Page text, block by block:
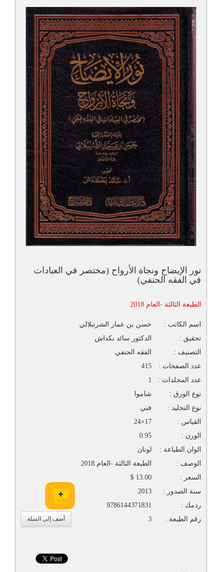
أضف إلى السلة
نور الإيضاح ونجاة الأرواح (مختصر في العبادات
في الفقه الحنفي)
الطبعة الثالثة -العام 2018
اسم الكاتب :
حسن بن عمار الشرنبلالي
تحقيق :
الدكتور سائد بكداش
التصنيف :
الفقه الحنفي
عدد الصفحات :
415
عدد المجلدات :
1
نوع الورق :
شاموا
نوع التجليد :
فني
القياس :
17×24
الوزن :
0.95
الوان الطباعة :
لونان
الوصف :
الطبعة الثالثة -العام 2018
السعر :
13.00 $
سنة الصدور :
2013
ردمك :
9786144371831
رقم الطبعة :
3